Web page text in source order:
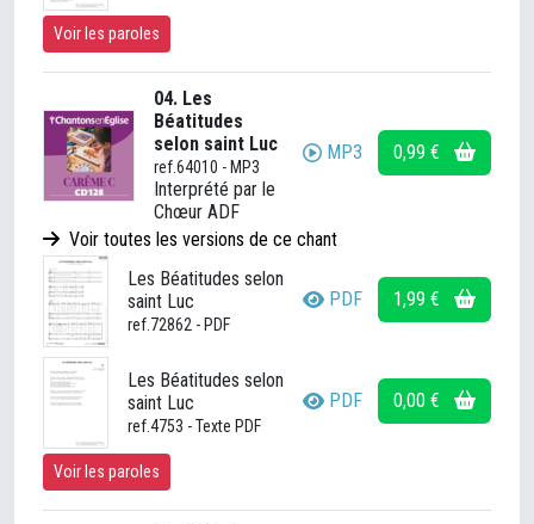
Voir les paroles
04. Les
Béatitudes
selon saint Luc
ref.64010 - MP3
Interprété par le
Chœur ADF
MP3 0,99 €
Voir toutes les versions de ce chant
Les Béatitudes selon
saint Luc
ref.72862 - PDF
PDF 1,99 €
Les Béatitudes selon
saint Luc
ref.4753 - Texte PDF
PDF 0,00 €
Voir les paroles